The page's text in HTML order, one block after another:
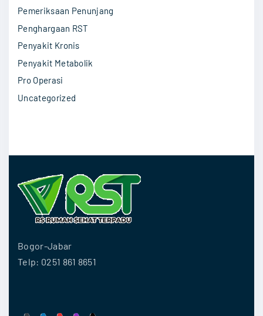
Pemeriksaan Penunjang
Penghargaan RST
Penyakit Kronis
Penyakit Metabolik
Pro Operasi
Uncategorized
Bogor-Jabar
Telp: 0251 861 8651